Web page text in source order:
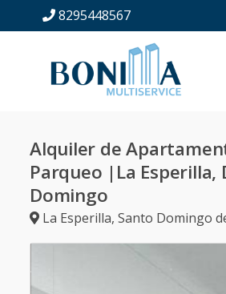
8295448567
Alquiler de
Parqueo |La
Domingo
La Esperilla, Santo Domingo